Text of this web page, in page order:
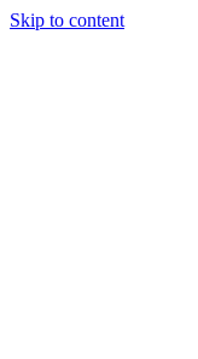
Skip to content